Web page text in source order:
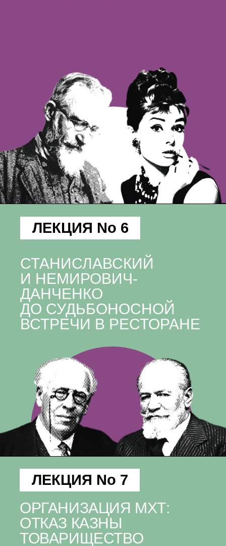
СТАНИСЛАВСКИЙ
И НЕМИРОВИЧ-
ДАНЧЕНКО
ДО СУДЬБОНОСНОЙ
ВСТРЕЧИ В РЕСТОРАНЕ
ЛЕКЦИЯ No 6
ОРГАНИЗАЦИЯ МХТ:
ОТКАЗ КАЗНЫ
ТОВАРИЩЕСТВО
ЛЕКЦИЯ No 7